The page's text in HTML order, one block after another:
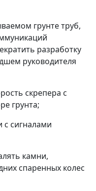
грунте труб,
разработку
руководителя
скрепера с
грунта;
с сигналами
камни,
спаренных колес